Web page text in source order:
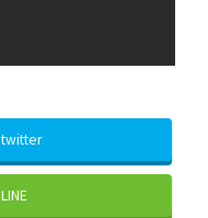
twitter
LINE